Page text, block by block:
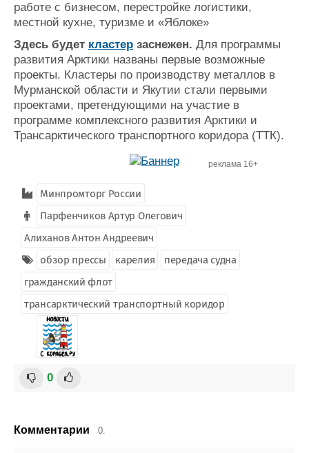
работе с бизнесом, перестройке логистики,
местной кухне, туризме и «Яблоке»
Здесь будет кластер заснежен. Для программы
развития Арктики названы первые возможные
проекты. Кластеры по производству металлов в
Мурманской области и Якутии стали первыми
проектами, претендующими на участие в
программе комплексного развития Арктики и
Трансарктического транспортного коридора (ТТК).
реклама 16+
Минпромторг России
Парфенчиков Артур Олегович
Алиханов Антон Андреевич
обзор прессы
карелия
передача судна
гражданский флот
трансарктический транспортный коридор
0
Комментарии 0.